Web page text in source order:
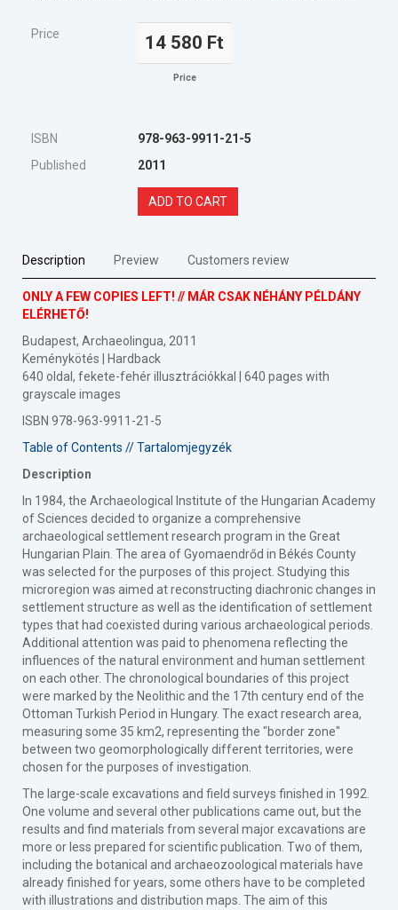
Price 14 580 Ft
Price
ISBN
978-963-9911-21-5
Published
2011
ADD TO CART
Description Preview Customers review
ONLY A FEW COPIES LEFT! // MÁR CSAK NÉHÁNY PÉLDÁNY
ELÉRHETŐ!
Budapest, Archaeolingua, 2011
Keménykötés | Hardback
640 oldal, fekete-fehér illusztrációkkal | 640 pages with
grayscale images
ISBN 978-963-9911-21-5
Table of Contents // Tartalomjegyzék
Description
In 1984, the Archaeological Institute of the Hungarian Academy
of Sciences decided to organize a comprehensive
archaeological settlement research program in the Great
Hungarian Plain. The area of Gyomaendrőd in Békés County
was selected for the purposes of this project. Studying this
microregion was aimed at reconstructing diachronic changes in
settlement structure as well as the identification of settlement
types that had coexisted during various archaeological periods.
Additional attention was paid to phenomena reflecting the
influences of the natural environment and human settlement
on each other. The chronological boundaries of this project
were marked by the Neolithic and the 17th century end of the
Ottoman Turkish Period in Hungary. The exact research area,
measuring some 35 km2, representing the "border zone"
between two geomorphologically different territories, were
chosen for the purposes of investigation.
The large-scale excavations and field surveys finished in 1992.
One volume and several other publications came out, but the
results and find materials from several major excavations are
more or less prepared for scientific publication. Two of them,
including the botanical and archaeozoological materials have
already finished for years, some others have to be completed
with illustrations and distribution maps. The aim of this